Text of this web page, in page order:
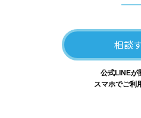
相談
公式LINEが
スマホでご利